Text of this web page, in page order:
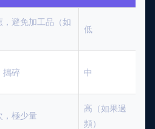
，避免加工品（如
低
搗碎 中
，極少量
高（如果過
頻）